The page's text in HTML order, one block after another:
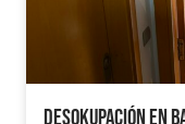
Desokupación en